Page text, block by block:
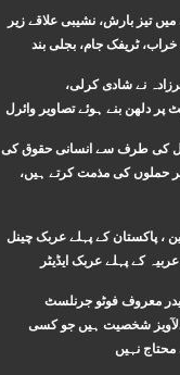
تیز بارش، نشیبی علاقے زیر
خراب، ٹریفک جام، بجلی بند
نے شادی کرلی،
پر دلھن بنے ہوئے تصاویر وائرل
کی طرف سے انسانی حقوق کی
حملوں کی مذمت کرتے ہیں،
، پاکستان کے پہلے عربک چینل
کے پہلے عربک ایڈیٹر
معروف فوٹو جرنلسٹ
شخصیت ہیں جو کسی
نہیں